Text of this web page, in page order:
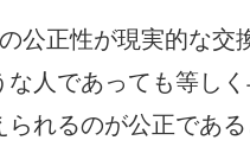
公正性が現実的な交
人であっても等し
れるのが公正であ